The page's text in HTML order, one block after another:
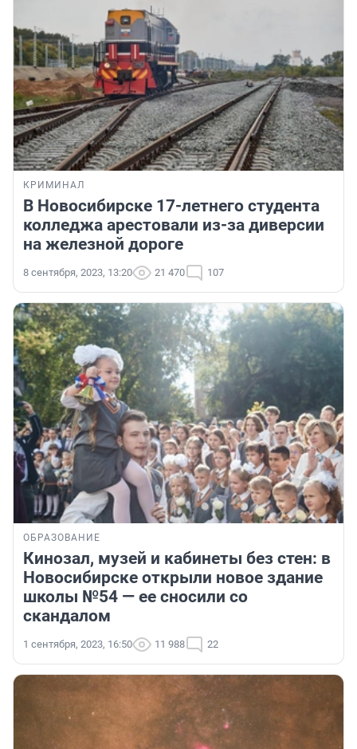
КРИМИНАЛ
В Новосибирске 17-летнего студента
колледжа арестовали из-за диверсии
на железной дороге
8 сентября, 2023, 13:20 21 470 107
ОБРАЗОВАНИЕ
Кинозал, музей и кабинеты без стен: в
Новосибирске открыли новое здание
школы №54 — ее сносили со
скандалом
1 сентября, 2023, 16:50 11 988 22